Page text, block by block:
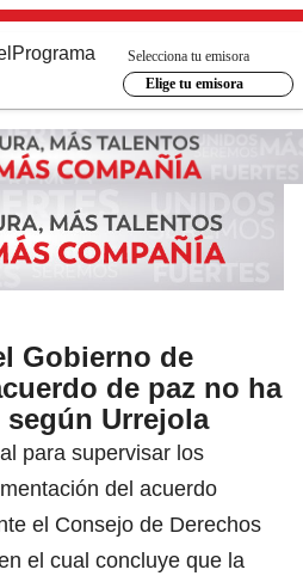
Programa
Selecciona tu emisora
Elige tu emisora
Gobierno de
de paz no ha
Urrejola
para supervisar los
del acuerdo
el Consejo de Derechos
el cual concluye que la